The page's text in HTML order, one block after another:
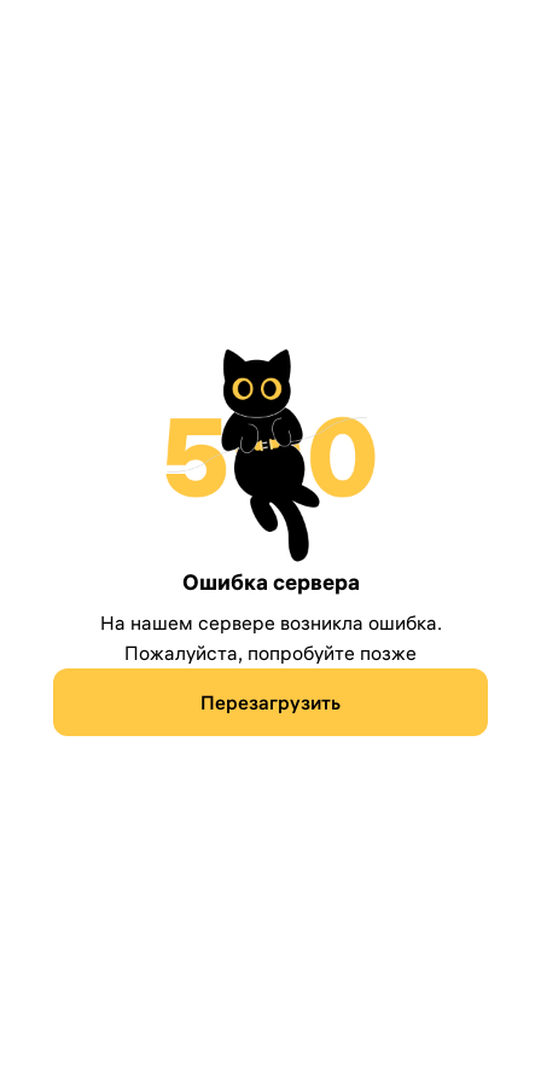
Ошибка сервера
На нашем сервере возникла ошибка.
Пожалуйста, попробуйте позже
Перезагрузить